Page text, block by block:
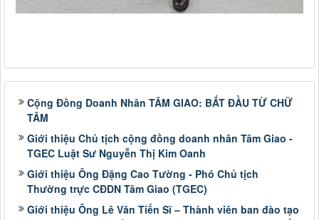
Cộng Đồng Doanh Nhân TÂM GIAO: BẮT ĐẦU TỪ CHỮ
TÂM
Giới thiệu Chủ tịch cộng đồng doanh nhân Tâm Giao -
TGEC Luật Sư Nguyễn Thị Kim Oanh
Giới thiệu Ông Đặng Cao Tường - Phó Chủ tịch
Thường trực CĐDN Tâm Giao (TGEC)
Giới thiệu Ông Lê Văn Tiến Sĩ – Thành viên ban đào tạo